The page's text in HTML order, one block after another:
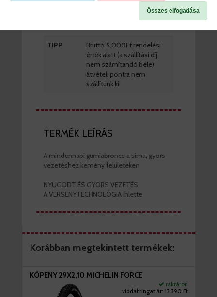
Összes elfogadása
TIPP
Bruttó 5.000Ft rendelési
érték alatt (a szállítási díj
nem számítandó bele)
átvételi pontra nem
szállítunk ki!
TERMÉK LEÍRÁS
A mindennapi gumiabroncs a sima, gyors
vezetéshez kemény felületeken
NYUGODT ÉS GYORS VEZETÉS
A VERSENYTECHNOLÓGIA ihlette
Korábban megtekintett termékek:
KÖPENY 29X2,10 MICHELIN FORCE
raktáron
viddabringat ár: 13.390 Ft